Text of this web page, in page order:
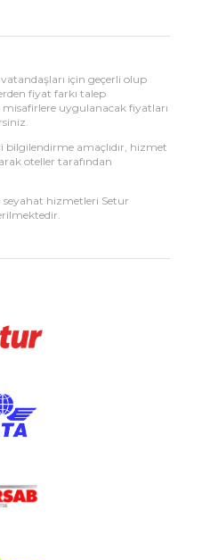
için geçerli olup
fiyat farkı talep
uygulanacak fiyatları
bilgilendirme amaçlıdır, hizmet
oteller tarafından
hizmetleri Setur